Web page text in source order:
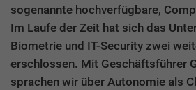
sogenannte hochverfügbare,
Im Laufe der Zeit hat sich das
Biometrie und IT-Security zwei
erschlossen. Mit Geschäftsführer
sprachen wir über Autonomie als